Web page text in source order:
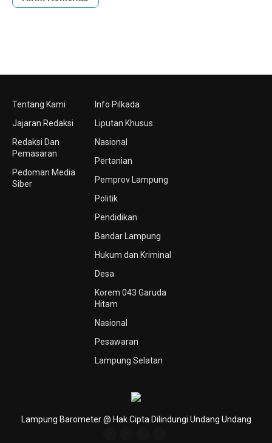
Tentang Kami
Jajaran Redaksi
Redaksi Dan
Pemasaran
Pedoman Media
Siber
Info Pilkada
Liputan Khusus
Nasional
Pertanian
Pemprov Lampung
Politik
Pendidikan
Bandar Lampung
Hukum dan Kriminal
Desa
Korem 043 Garuda
Hitam
Nasional
Pesawaran
Lampung Selatan
Lampung Barometer @ Hak Cipta Dilindungi Undang Undang